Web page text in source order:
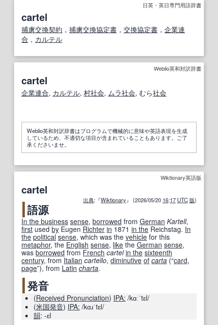
日英・英日専門用語辞書
cartel
捕虜交換契約 ， 捕虜交換協定書 ， 交換協定書 ， 企業連
合 ， カルテル
Weblio英和対訳辞書
cartel
企業連合, カルテル, 村社会, ムラ社会, むら社会
Weblio英和対訳辞書はプログラムで機械的に意味や英語表現を生成
しているため、不適切な項目が含まれていることもあります。ご了
承くださいませ。
Wiktionary英語版
cartel
出典:『Wiktionary』 (2026/05/20 16:17 UTC 版)
語源
In the business sense, borrowed from German Kartell,
first used by Eugen Richter in 1871 in the Reichstag. In
the political sense, which was the vehicle for this
metaphor, the English sense, like the German sense,
was borrowed from French cartel in the sixteenth
century, from Italian cartello, diminutive of carta (“card,
page”), from Latin charta.
発音
(Received Pronunciation) IPA: /kɑːˈtɛl/
(米国発音) IPA: /kɑɹˈtɛl/
韻: -ɛl